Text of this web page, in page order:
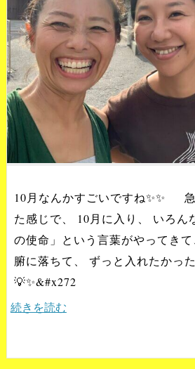
10月なんかすごいですね✨✨
た感じで、 10月に入り、 いろん
の使命」という言葉がやってき
腑に落ちて、 ずっと入れたかっ
💡✨&#x272
続きを読む